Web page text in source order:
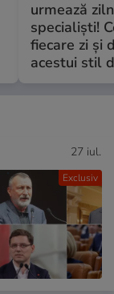
urmează
specialiști!
fiecare zi și
acestui stil
Exclusiv
27 iul.